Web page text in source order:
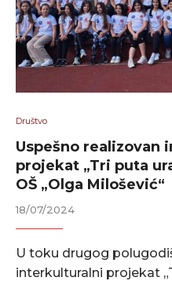
Društvo
Uspešno realizovan
projekat „Tri puta
OŠ „Olga Milošević“
18/07/2024
U toku drugog
interkulturalni projekat